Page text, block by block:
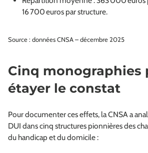
16 700 euros par structure.
Source : données CNSA – décembre 2025
Cinq monographies
étayer le constat
Pour documenter ces effets, la CNSA a
DUI dans cinq structures pionnières des
du handicap et du domicile :